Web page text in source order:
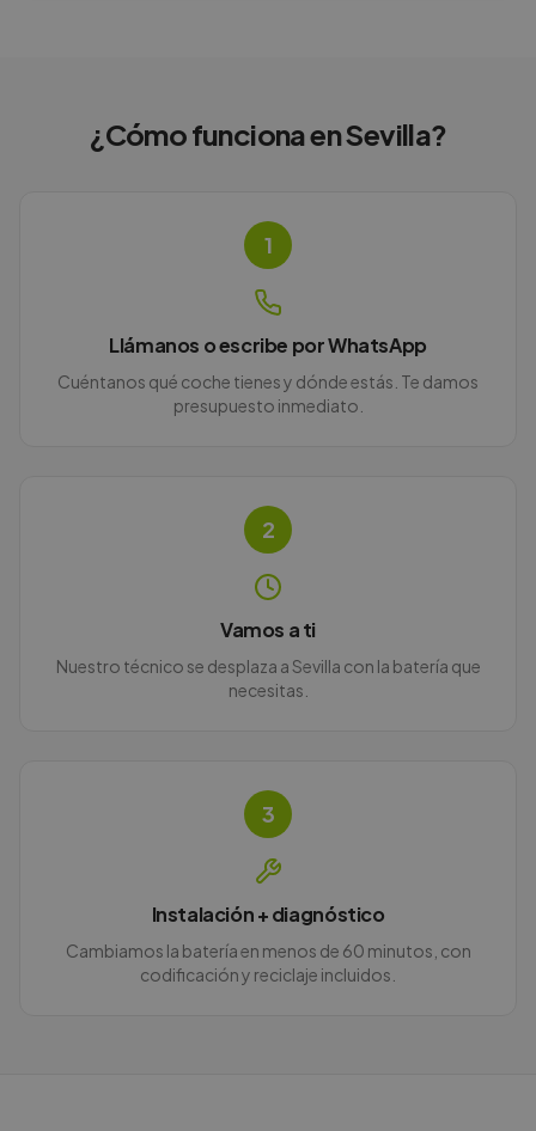
¿Cómo funciona enSevilla?
1
Llámanos o escribe por WhatsApp
Cuéntanos qué coche tienes y dónde estás. Te damos
presupuesto inmediato.
2
Vamos a ti
Nuestro técnico se desplaza a Sevilla con la batería que
necesitas.
3
Instalación + diagnóstico
Cambiamos la batería en menos de 60 minutos, con
codificación y reciclaje incluidos.